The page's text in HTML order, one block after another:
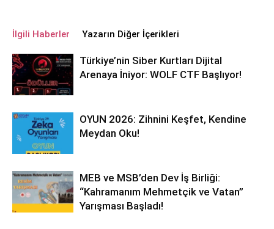
İlgili Haberler Yazarın Diğer İçerikleri
Türkiye’nin Siber Kurtları Dijital
Arenaya İniyor: WOLF CTF Başlıyor!
OYUN 2026: Zihnini Keşfet, Kendine
Meydan Oku!
MEB ve MSB’den Dev İş Birliği:
“Kahramanım Mehmetçik ve Vatan”
Yarışması Başladı!